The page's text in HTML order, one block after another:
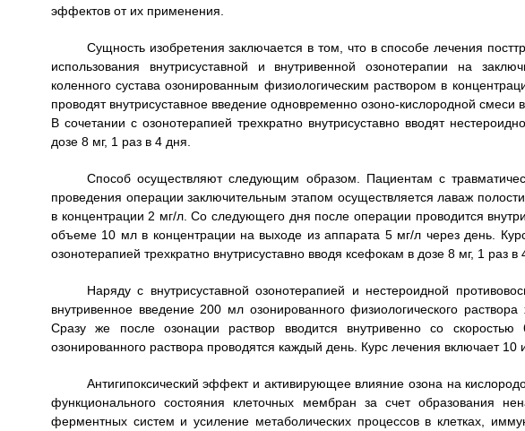
эффектов от их применения.
Сущность изобретения заключается в том, что в способе лечения
использования внутрисуставной и внутривенной озонотерапии на
коленного сустава озонированным физиологическим раствором в
проводят внутрисуставное введение одновременно озоно-кислородной смеси
В сочетании с озонотерапией трехкратно внутрисуставно вводят
дозе 8 мг, 1 раз в 4 дня.
Способ осуществляют следующим образом. Пациентам с
проведения операции заключительным этапом осуществляется лаваж
в концентрации 2 мг/л. Со следующего дня после операции проводится
объеме 10 мл в концентрации на выходе из аппарата 5 мг/л через день.
озонотерапией трехкратно внутрисуставно вводя ксефокам в дозе 8 мг, 1 раз в
Наряду с внутрисуставной озонотерапией и нестероидной
внутривенное введение 200 мл озонированного физиологического
Сразу же после озонации раствор вводится внутривенно со
озонированного раствора проводятся каждый день. Курс лечения включает 10
Антигипоксический эффект и активирующее влияние озона на
функционального состояния клеточных мембран за счет образования
ферментных систем и усиление метаболических процессов в клетках,